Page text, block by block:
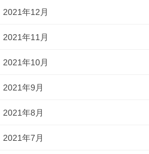
2021年12月
2021年11月
2021年10月
2021年9月
2021年8月
2021年7月